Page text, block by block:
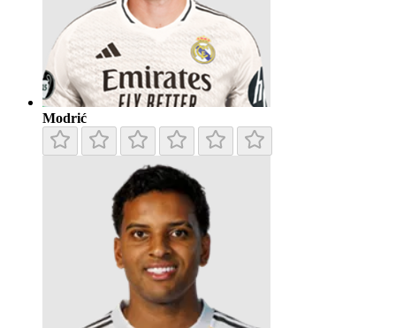
Modrić